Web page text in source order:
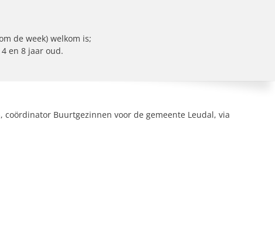
de week) welkom is;
en 8 jaar oud.
Buurtgezinnen voor de gemeente Leudal, via